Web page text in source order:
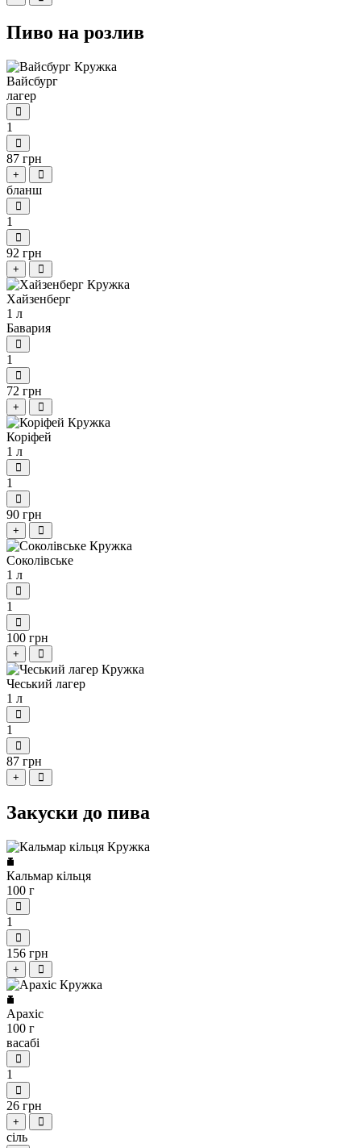
Пиво на розлив
Вайсбург
лагер
1
87 грн
+
бланш
1
92 грн
+
Хайзенберг
1 л
Бавария
1
72 грн
+
Коріфей
1 л
1
90 грн
+
Соколівське
1 л
1
100 грн
+
Чеський лагер
1 л
1
87 грн
+
Закуски до пива
Кальмар кільця
100 г
1
156 грн
+
Арахіс
100 г
васабі
1
26 грн
+
сіль